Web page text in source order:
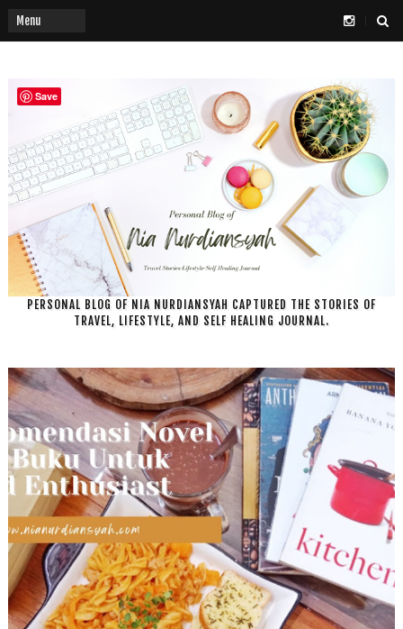
PERSONAL BLOG OF NIA NURDIANSYAH CAPTURED THE STORIES OF
TRAVEL, LIFESTYLE, AND SELF HEALING JOURNAL.
Save